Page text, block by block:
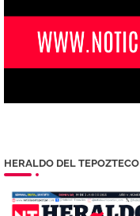
HERALDO DEL TEPOZTECO